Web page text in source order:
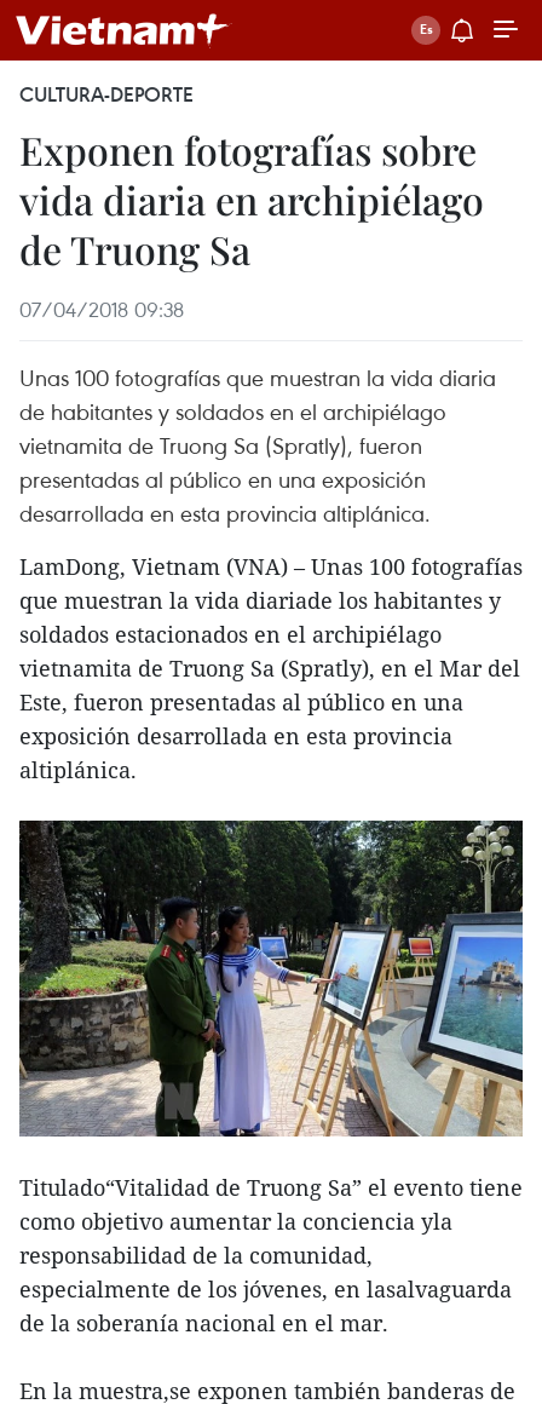
CULTURA-DEPORTE
Exponen fotografías sobre
vida diaria en archipiélago
de Truong Sa
07/04/2018 09:38
Unas 100 fotografías que muestran la vida diaria
de habitantes y soldados en el archipiélago
vietnamita de Truong Sa (Spratly), fueron
presentadas al público en una exposición
desarrollada en esta provincia altiplánica.
LamDong, Vietnam (VNA) – Unas 100 fotografías
que muestran la vida diariade los habitantes y
soldados estacionados en el archipiélago
vietnamita de Truong Sa (Spratly), en el Mar del
Este, fueron presentadas al público en una
exposición desarrollada en esta provincia
altiplánica.
Titulado“Vitalidad de Truong Sa” el evento tiene
como objetivo aumentar la conciencia yla
responsabilidad de la comunidad,
especialmente de los jóvenes, en lasalvaguarda
de la soberanía nacional en el mar.
En la muestra,se exponen también banderas de